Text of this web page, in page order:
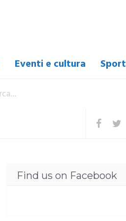
Eventi e cultura Sport
Find us on Facebook